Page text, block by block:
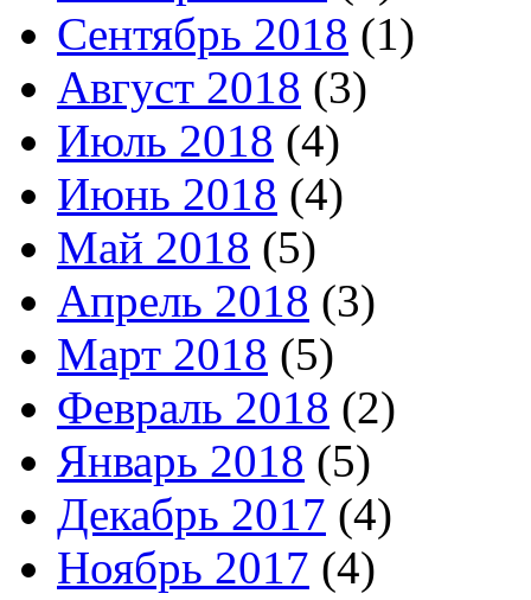
Сентябрь 2018 (1)
Август 2018 (3)
Июль 2018 (4)
Июнь 2018 (4)
Май 2018 (5)
Апрель 2018 (3)
Март 2018 (5)
Февраль 2018 (2)
Январь 2018 (5)
Декабрь 2017 (4)
Ноябрь 2017 (4)